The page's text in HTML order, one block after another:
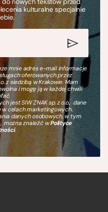
kulturalne specjalnie
mnie adres e-mail informacje
oferowanych przez
z siedzibą w Krakowie. Mam
i mogę ją w każdej chwili
jest SIW ZNAK sp. z o.o., dane
celach marketingowych.
danych osobowych, w tym
można znaleźć wPolityce
.